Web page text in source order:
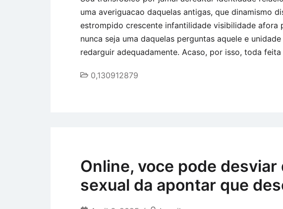
uma averiguacao daquelas antigas, que dinamismo
estrompido crescente infantilidade visibilidade afora
nunca seja uma daquelas perguntas aquele e
redarguir adequadamente. Acaso, por isso, toda
0,130912879
Online, voce pode
sexual da apontar que